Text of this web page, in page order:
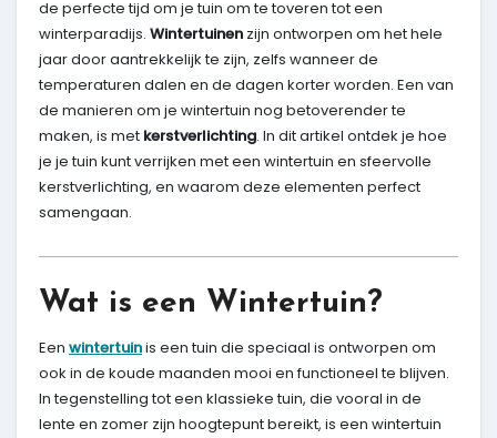
de perfecte tijd om je tuin om te toveren tot een
winterparadijs. Wintertuinen zijn ontworpen om het hele
jaar door aantrekkelijk te zijn, zelfs wanneer de
temperaturen dalen en de dagen korter worden. Een van
de manieren om je wintertuin nog betoverender te
maken, is met kerstverlichting. In dit artikel ontdek je hoe
je je tuin kunt verrijken met een wintertuin en sfeervolle
kerstverlichting, en waarom deze elementen perfect
samengaan.
Wat is een Wintertuin?
Een wintertuinis een tuin die speciaal is ontworpen om
ook in de koude maanden mooi en functioneel te blijven.
In tegenstelling tot een klassieke tuin, die vooral in de
lente en zomer zijn hoogtepunt bereikt, is een wintertuin